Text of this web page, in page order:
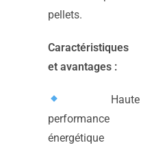
pellets.
Caractéristiques
et avantages :
Haute
performance
énergétique